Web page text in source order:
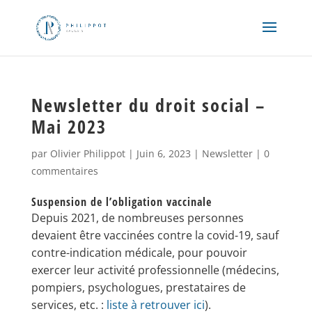
Newsletter du droit social –
Mai 2023
par Olivier Philippot| Juin 6, 2023 | Newsletter| 0
commentaires
Suspension de l’obligation vaccinale
Depuis 2021, de nombreuses personnes
devaient être vaccinées contre la covid-19, sauf
contre-indication médicale, pour pouvoir
exercer leur activité professionnelle (médecins,
pompiers, psychologues, prestataires de
services, etc. : liste à retrouver ici).